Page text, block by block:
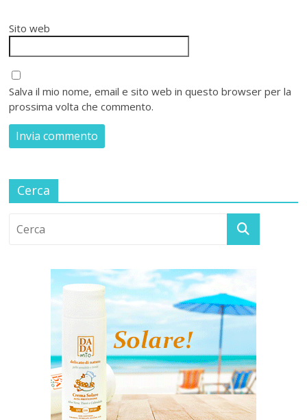
Sito web
Salva il mio nome, email e sito web in questo browser per la
prossima volta che commento.
Cerca